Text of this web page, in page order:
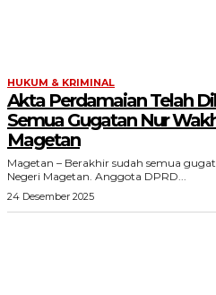
HUKUM & KRIMINAL
Akta Perdamaian Telah
Semua Gugatan Nur
Magetan
Magetan – Berakhir sudah semua
Negeri Magetan. Anggota DPRD...
24 Desember 2025